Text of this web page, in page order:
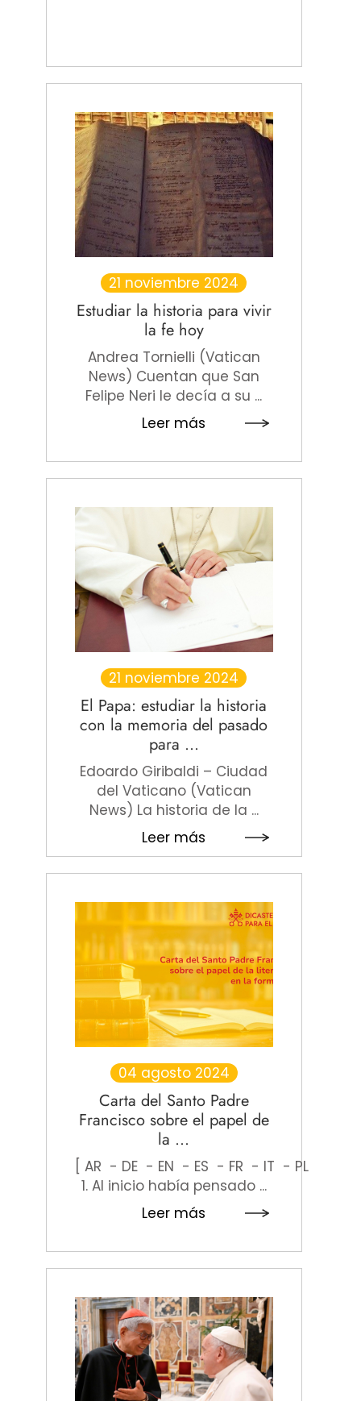
21 noviembre 2024
Estudiar la historia para vivir
la fe hoy
Andrea Tornielli (Vatican
News) Cuentan que San
Felipe Neri le decía a su ...
Leer más
21 noviembre 2024
El Papa: estudiar la historia
con la memoria del pasado
para ...
Edoardo Giribaldi – Ciudad
del Vaticano (Vatican
News) La historia de la ...
Leer más
04 agosto 2024
Carta del Santo Padre
Francisco sobre el papel de
la ...
[ AR - DE - EN - ES - FR - IT - PL - PT ]
1. Al inicio había pensado ...
Leer más